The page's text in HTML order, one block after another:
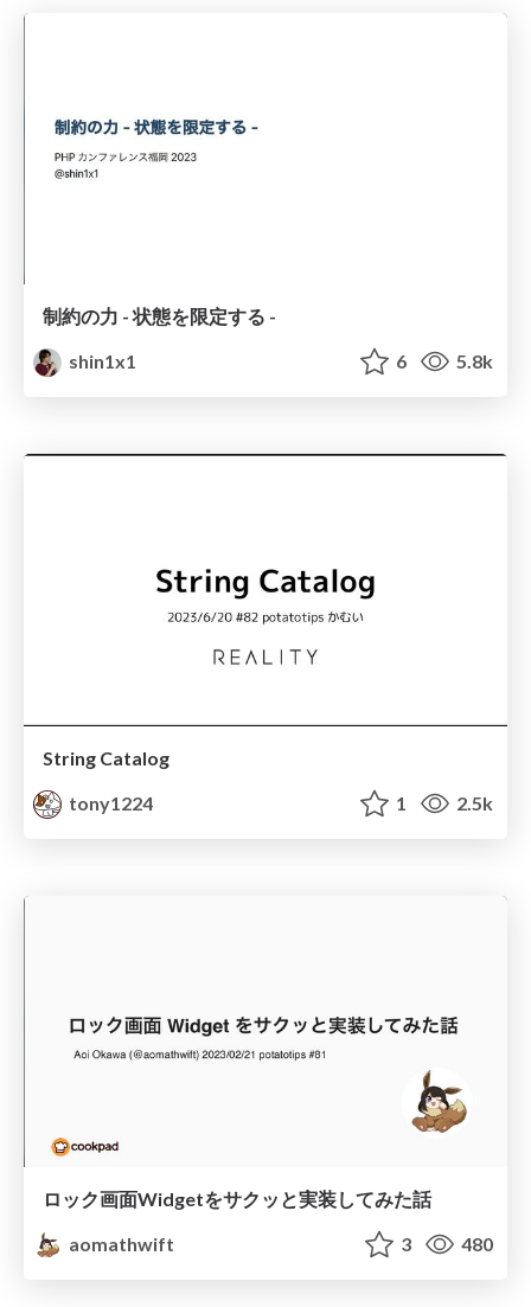
制約の力 - 状態を限定する -
shin1x1
6 5.8k
String Catalog
tony1224
1 2.5k
ロック画面Widgetをサクッと実装してみた話
aomathwift
3 480